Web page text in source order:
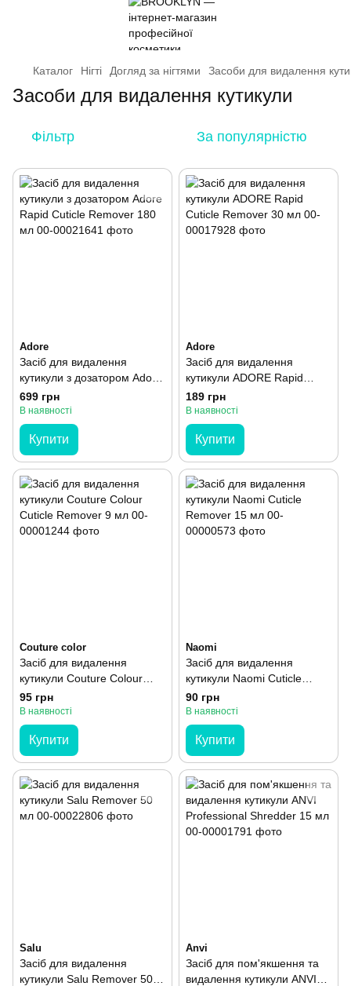
Каталог Нігті Догляд за нігтями Засоби для видалення
Засоби для видалення кутикули
Фільтр За популярністю
Adore
Засіб для видалення
кутикули з дозатором Adore
Rapid Cuticle Remover 180
мл
699 грн
В наявності
Купити
Adore
Засіб для видалення
кутикули ADORE Rapid
Cuticle Remover 30 мл
189 грн
В наявності
Купити
Couture color
Засіб для видалення
кутикули Couture Colour
Cuticle Remover 9 мл
95 грн
В наявності
Купити
Naomi
Засіб для видалення
кутикули Naomi Cuticle
Remover 15 мл
90 грн
В наявності
Купити
Salu
Засіб для видалення
кутикули Salu Remover 50
Anvi
Засіб для пом'якшення та
видалення кутикули ANVI